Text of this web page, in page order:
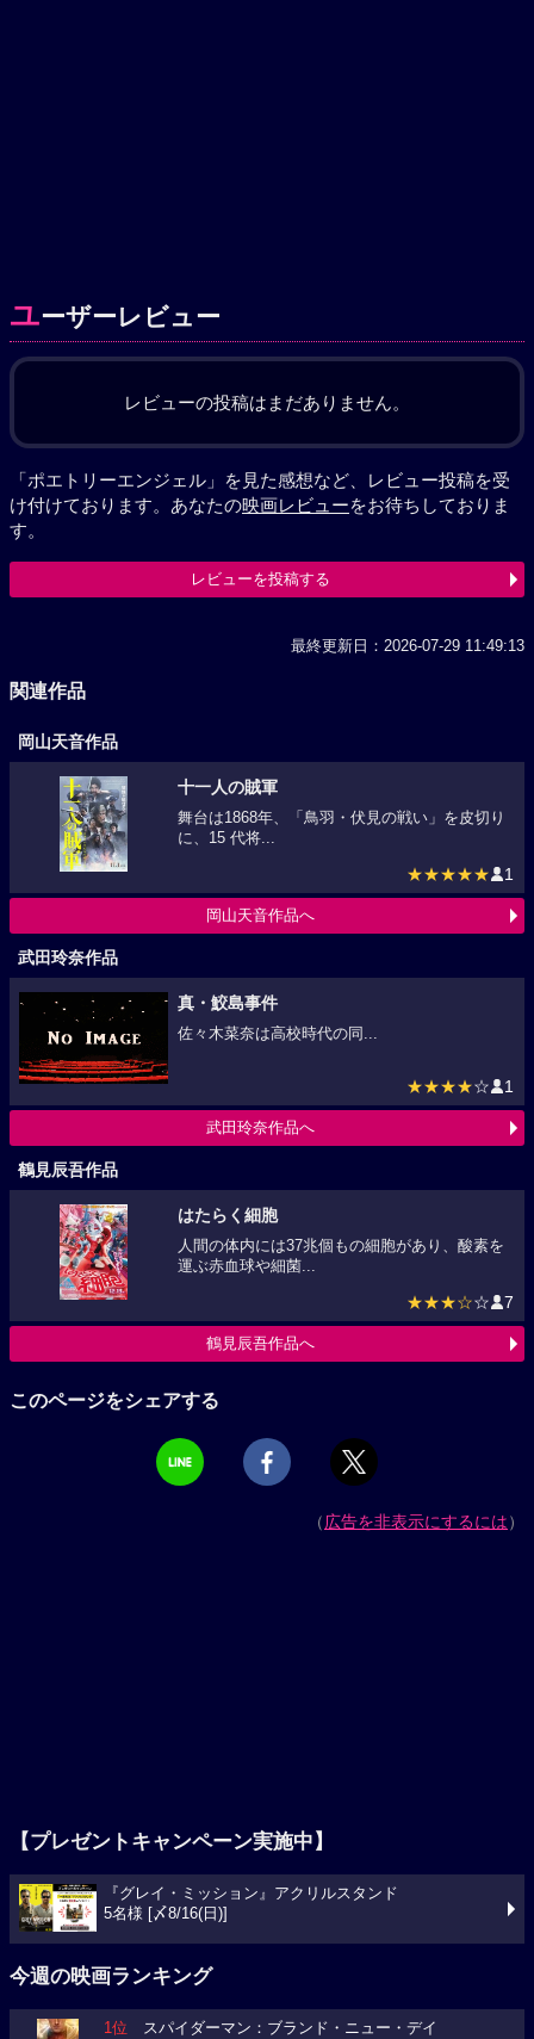
ユーザーレビュー
レビューの投稿はまだありません。
「ポエトリーエンジェル」を見た感想など、レビュー投稿を受
け付けております。あなたの映画レビューをお待ちしておりま
す。
レビューを投稿する
最終更新日：2026-07-29 11:49:13
関連作品
岡山天音作品
十一人の賊軍
舞台は1868年、「鳥羽・伏見の戦い」を皮切り
に、15 代将...
★★★★★ 1
岡山天音作品へ
武田玲奈作品
真・鮫島事件
佐々木菜奈は高校時代の同...
★★★★☆ 1
武田玲奈作品へ
鶴見辰吾作品
はたらく細胞
人間の体内には37兆個もの細胞があり、酸素を
運ぶ赤血球や細菌...
★★★☆☆ 7
鶴見辰吾作品へ
このページをシェアする
（広告を非表示にするには）
【プレゼントキャンペーン実施中】
『グレイ・ミッション』アクリルスタンド
5名様 [〆8/16(日)]
今週の映画ランキング
1位 スパイダーマン：ブランド・ニュー・デイ